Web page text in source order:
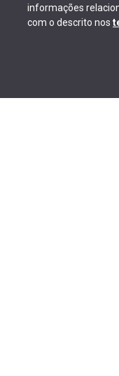
informações
com o descrito nos